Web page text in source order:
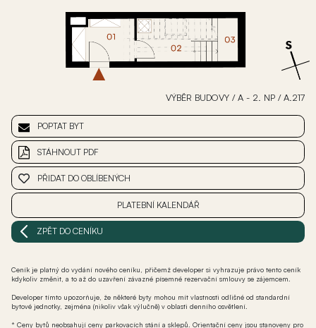
VÝBĚR BUDOVY / A - 2. NP / A.217
POPTAT BYT
STÁHNOUT PDF
PŘIDAT DO OBLÍBENÝCH
PLATEBNÍ KALENDÁŘ
ZPĚT DO CENÍKU
Ceník je platný do vydání nového ceníku, přičemž developer si vyhrazuje právo tento ceník
kdykoliv změnit, a to až do uzavření závazné písemné rezervační smlouvy se zájemcem.
Developer tímto upozorňuje, že některé byty mohou mít vlastnosti odlišné od standardní
bytové jednotky, zejména (nikoliv však výlučně) v oblasti denního osvětlení.
* Ceny bytů neobsahují ceny parkovacích stání a sklepů. Orientační ceny jsou stanoveny pro